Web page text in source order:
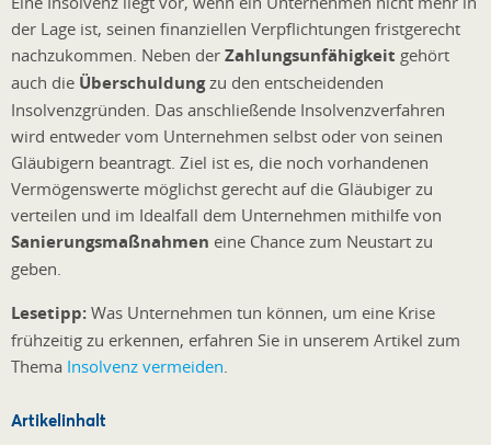
der Lage ist, seinen finanziellen Verpflichtungen fristgerecht
nachzukommen. Neben der Zahlungsunfähigkeit gehört
auch die Überschuldungzu den entscheidenden
Insolvenzgründen. Das anschließende Insolvenzverfahren
wird entweder vom Unternehmen selbst oder von seinen
Gläubigern beantragt. Ziel ist es, die noch vorhandenen
Vermögenswerte möglichst gerecht auf die Gläubiger zu
verteilen und im Idealfall dem Unternehmen mithilfe von
Sanierungsmaßnahmen eine Chance zum Neustart zu
geben.
Lesetipp: Was Unternehmen tun können, um eine Krise
frühzeitig zu erkennen, erfahren Sie in unserem Artikel zum
Thema Insolvenz vermeiden.
Artikelinhalt